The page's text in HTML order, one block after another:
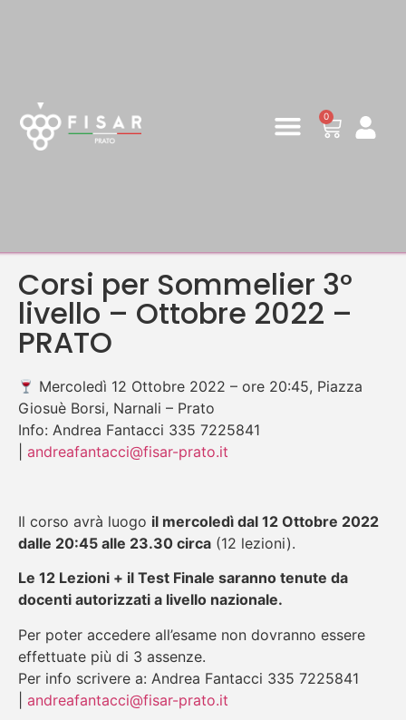
0
Corsi per Sommelier 3°
livello – Ottobre 2022 –
PRATO
Mercoledì 12 Ottobre 2022 – ore 20:45, Piazza
Giosuè Borsi, Narnali – Prato
Info: Andrea Fantacci 335 7225841
andreafantacci@fisar-prato.it
Il corso avrà luogo il mercoledì dal 12 Ottobre 2022
dalle 20:45 alle 23.30 circa (12 lezioni).
Le 12 Lezioni + il Test Finale saranno tenute da
docenti autorizzati a livello nazionale.
Per poter accedere all’esame non dovranno essere
effettuate più di 3 assenze.
Per info scrivere a: Andrea Fantacci 335 7225841
andreafantacci@fisar-prato.it